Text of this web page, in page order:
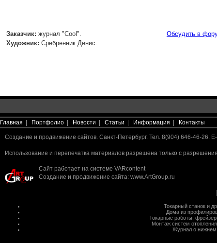
Заказчик: журнал "Cool".
Художник: Сребренник Денис.
Обсудить в
Главная Портфолио Новости Статьи Информация Контакты
Создание и продвижение сайтов. Санкт-Петербург. Тел. 8(904) 646-46-26.
Использование и перепечатка материалов разрешена только с
Сайт работает на системе VARcontent
Создание и продвижение сайта: www.ArtGroup.ru
Токарный станок и
Дома из
Токарные работы
Монтаж систем отопления
Журнал о нижнем